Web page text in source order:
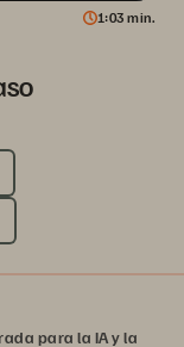
1 03 min.
para la IA y la